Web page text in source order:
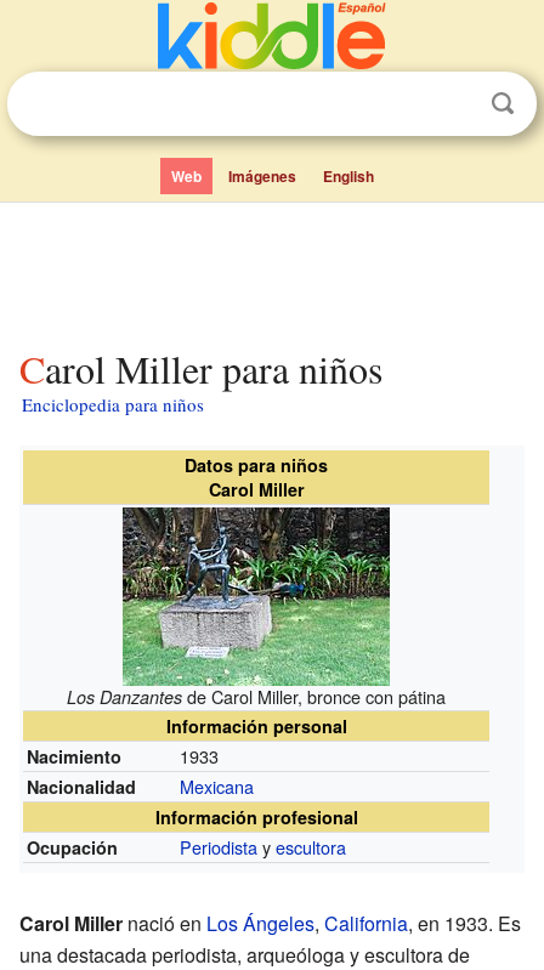
Web Imágenes English
Carol Miller para niños
Enciclopedia para niños
Datos para niños
Carol Miller
Los Danzantes de Carol Miller, bronce con pátina
Información personal
Nacimiento
1933
Nacionalidad Mexicana
Información profesional
Ocupación
Periodistayescultora
Carol Miller nació en Los Ángeles, California, en 1933. Es
una destacada periodista, arqueóloga y escultora de